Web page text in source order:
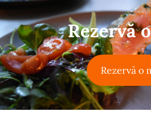
Rezervă
Rezervă o